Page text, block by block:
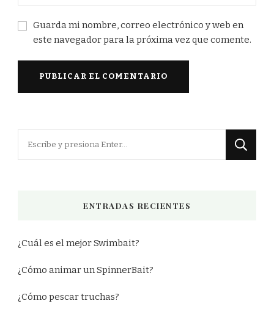
Guarda mi nombre, correo electrónico y web en
este navegador para la próxima vez que comente.
ENTRADAS RECIENTES
¿Cuál es el mejor Swimbait?
¿Cómo animar un SpinnerBait?
¿Cómo pescar truchas?